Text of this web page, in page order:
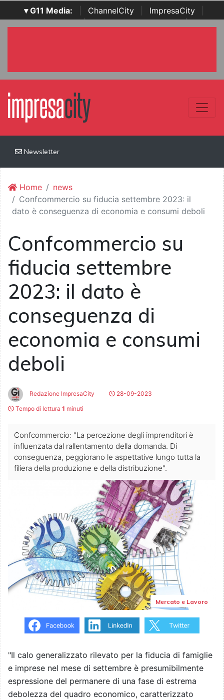
▾ G11 Media: ChannelCity ImpresaCity
SecurityOpenLab | Italian Channel Awards | Italian
Newsletter
Home
news
Confcommercio su fiducia settembre 2023: il
dato è conseguenza di economia e consumi deboli
Confcommercio su
fiducia settembre
2023: il dato è
conseguenza di
economia e consumi
deboli
Redazione ImpresaCity
28-09-2023
Tempo di lettura 1 minuti
Confcommercio: "La percezione degli imprenditori è
influenzata dal rallentamento della domanda. Di
conseguenza, peggiorano le aspettative lungo tutta la
filiera della produzione e della distribuzione".
Mercato e Lavoro
"Il calo generalizzato rilevato per la fiducia di famiglie
e imprese nel mese di settembre è presumibilmente
espressione del permanere di una fase di estrema
debolezza del quadro economico, caratterizzato